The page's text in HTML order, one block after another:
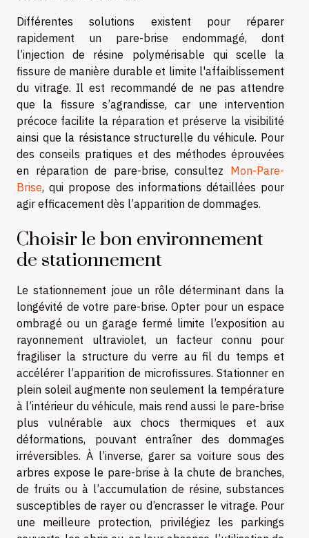
Différentes solutions existent pour réparer
rapidement un pare-brise endommagé, dont
l’injection de résine polymérisable qui scelle la
fissure de manière durable et limite l'affaiblissement
du vitrage. Il est recommandé de ne pas attendre
que la fissure s’agrandisse, car une intervention
précoce facilite la réparation et préserve la visibilité
ainsi que la résistance structurelle du véhicule. Pour
des conseils pratiques et des méthodes éprouvées
en réparation de pare-brise, consultez Mon-Pare-
Brise, qui propose des informations détaillées pour
agir efficacement dès l’apparition de dommages.
Choisir le bon environnement
de stationnement
Le stationnement joue un rôle déterminant dans la
longévité de votre pare-brise. Opter pour un espace
ombragé ou un garage fermé limite l’exposition au
rayonnement ultraviolet, un facteur connu pour
fragiliser la structure du verre au fil du temps et
accélérer l’apparition de microfissures. Stationner en
plein soleil augmente non seulement la température
à l’intérieur du véhicule, mais rend aussi le pare-brise
plus vulnérable aux chocs thermiques et aux
déformations, pouvant entraîner des dommages
irréversibles. À l’inverse, garer sa voiture sous des
arbres expose le pare-brise à la chute de branches,
de fruits ou à l’accumulation de résine, substances
susceptibles de rayer ou d’encrasser le vitrage. Pour
une meilleure protection, privilégiez les parkings